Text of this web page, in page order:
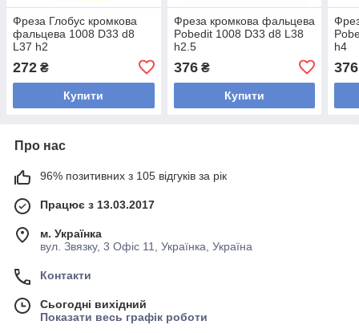
Фреза Глобус кромкова
фальцева 1008 D33 d8
L37 h2
272 ₴
Купити
Фреза кромкова фальцева
Pobedit 1008 D33 d8 L38
h2.5
376₴
Купити
h4
376
Про нас
96% позитивних з 105 відгуків за рік
Працює з 13.03.2017
м. Українка
вул. Звязку, 3 Офіс 11, Українка, Україна
Контакти
Сьогодні вихідний
Показати весь графік роботи